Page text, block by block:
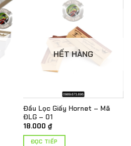
HẾT HÀNG
Đầu Lọc Giấy Hornet – Mã
ĐLG – 01
18.000 ₫
ĐỌC TIẾP